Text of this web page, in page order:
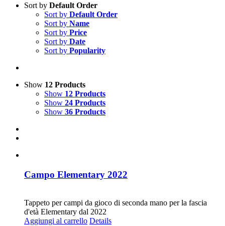
Sort by Default Order
Sort by Default Order
Sort by Name
Sort by Price
Sort by Date
Sort by Popularity
Show 12 Products
Show 12 Products
Show 24 Products
Show 36 Products
Campo Elementary 2022
Tappeto per campi da gioco di seconda mano per la fascia
d'età Elementary dal 2022
Aggiungi al carrello Details